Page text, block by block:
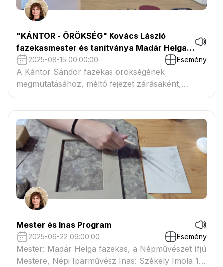
"KÁNTOR - ÖRÖKSÉG" Kovács László
fazekasmester és tanítványa Madár Helga
fazekasmester kiállítása
2025-08-15 00:00:00 Esemény
A Kántor Sándor fazekas örökségének
megmutatásához, méltó fejezet zárásaként,
kiállítás Mesteremmel.
Mester és Inas Program
2025-06-22 09:00:00 Esemény
Mester: Madár Helga fazekas, a Népművészet Ifjú
Mestere, Népi Iparművész Inas: Székely Imola 17